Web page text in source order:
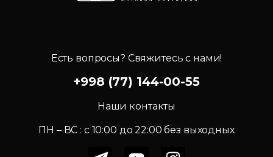
Есть вопросы? Свяжитесь с нами!
+998 (77) 144-00-55
Наши контакты
ПН – ВС : c 10:00 до 22:00 без выходных